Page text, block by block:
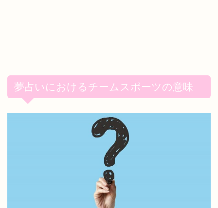
夢占いにおけるチームスポーツの意味